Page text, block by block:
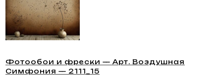
Фотообои и фрески — Арт. Воздушная
Симфония — 2111_15